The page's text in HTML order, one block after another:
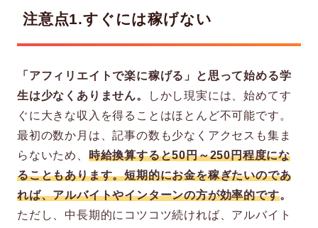
注意点1.すぐには稼げない
「アフィリエイトで楽に稼げる」と思って始める学
生は少なくありません。
しかし現実には、始めてす
ぐに大きな収入を得ることはほとんど不可能です。
最初の数か月は、記事の数も少なくアクセスも集ま
らないため、 時給換算すると50円～250円程度にな
ることもあります。短期的にお金を稼ぎたいのであ
れば、アルバイトやインターンの方が効率的です。
ただし、中長期的にコツコツ続ければ、アルバイト